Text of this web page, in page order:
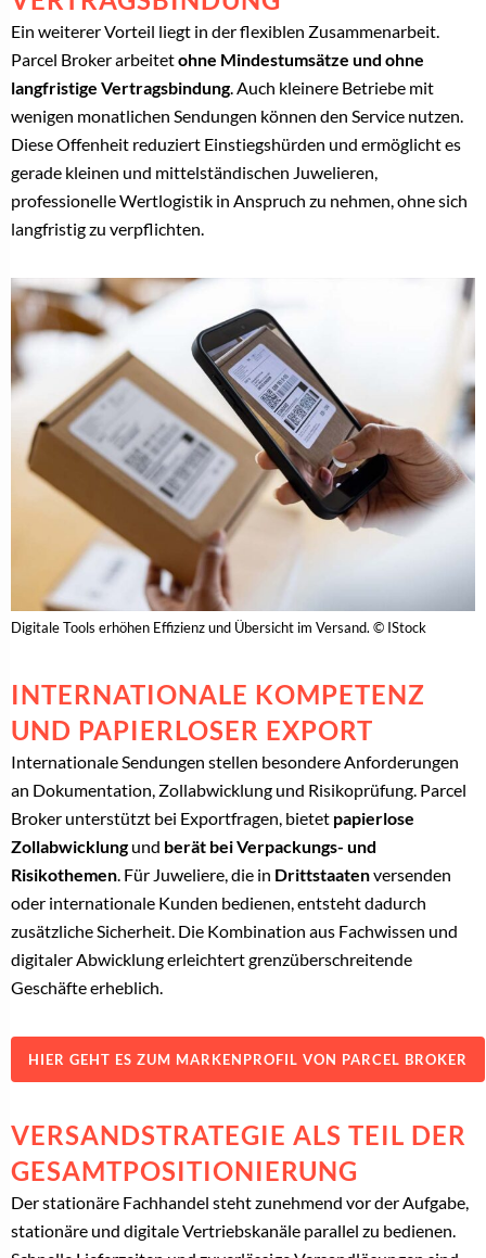
Ein weiterer Vorteil liegt in der flexiblen Zusammenarbeit.
Parcel Broker arbeitetohne Mindestumsätze und ohne
langfristige Vertragsbindung. Auch kleinere Betriebe mit
wenigen monatlichen Sendungen können den Service nutzen.
Diese Offenheit reduziert Einstiegshürden und ermöglicht es
gerade kleinen und mittelständischen Juwelieren,
professionelle Wertlogistik in Anspruch zu nehmen, ohne sich
langfristig zu verpflichten.
Digitale Tools erhöhen Effizienz und Übersicht im Versand. © IStock
INTERNATIONALE KOMPETENZ
UND PAPIERLOSER EXPORT
Internationale Sendungen stellen besondere Anforderungen
an Dokumentation, Zollabwicklung und Risikoprüfung. Parcel
Broker unterstützt bei Exportfragen, bietet papierlose
Zollabwicklungund berät bei Verpackungs- und
Risikothemen. Für Juweliere, die in Drittstaatenversenden
oder internationale Kunden bedienen, entsteht dadurch
zusätzliche Sicherheit. Die Kombination aus Fachwissen und
digitaler Abwicklung erleichtert grenzüberschreitende
Geschäfte erheblich.
HIER GEHT ES ZUM MARKENPROFIL VON PARCEL BROKER
VERSANDSTRATEGIE ALS TEIL DER
GESAMTPOSITIONIERUNG
Der stationäre Fachhandel steht zunehmend vor der Aufgabe,
stationäre und digitale Vertriebskanäle parallel zu bedienen.